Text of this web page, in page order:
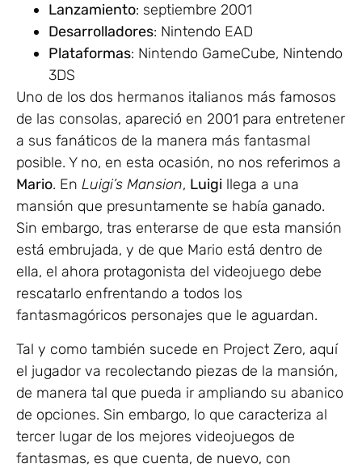
Lanzamiento: septiembre 2001
Desarrolladores: Nintendo EAD
Plataformas: Nintendo GameCube, Nintendo
3DS
Uno de los dos hermanos italianos más famosos
de las consolas, apareció en 2001 para entretener
a sus fanáticos de la manera más fantasmal
posible. Y no, en esta ocasión, no nos referimos a
Mario. En Luigi’s Mansion, Luigi llega a una
mansión que presuntamente se había ganado.
Sin embargo, tras enterarse de que esta mansión
está embrujada, y de que Mario está dentro de
ella, el ahora protagonista del videojuego debe
rescatarlo enfrentando a todos los
fantasmagóricos personajes que le aguardan.
Tal y como también sucede en Project Zero, aquí
el jugador va recolectando piezas de la mansión,
de manera tal que pueda ir ampliando su abanico
de opciones. Sin embargo, lo que caracteriza al
tercer lugar de los mejores videojuegos de
fantasmas, es que cuenta, de nuevo, con